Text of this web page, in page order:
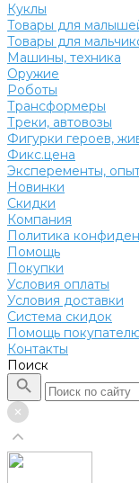
Куклы
Товары для
Товары для
Машины, техника
Оружие
Роботы
Трансформеры
Треки, автовозы
Фигурки героев,
Фикс.цена
Эксперементы,
Новинки
Скидки
Компания
Политика
Помощь
Покупки
Условия оплаты
Условия доставки
Система скидок
Помощь
Контакты
Поиск